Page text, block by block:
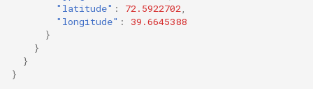
"latitude" : 72.5922702,
"longitude" :
39.6645388
}
}
}
}